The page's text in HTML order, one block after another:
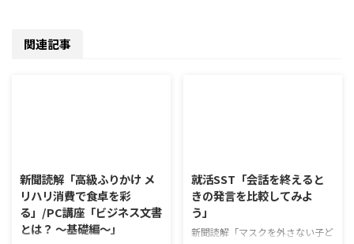
関連記事
新聞読解「高級ふりかけ メ
リハリ消費で食卓を彩
る」/PC講座「ビジネス文書
とは？ ～基礎編～」
就活SST「会話を終えると
きの発言を比較してみよ
う」
新聞読解「マスクを外さない子ど